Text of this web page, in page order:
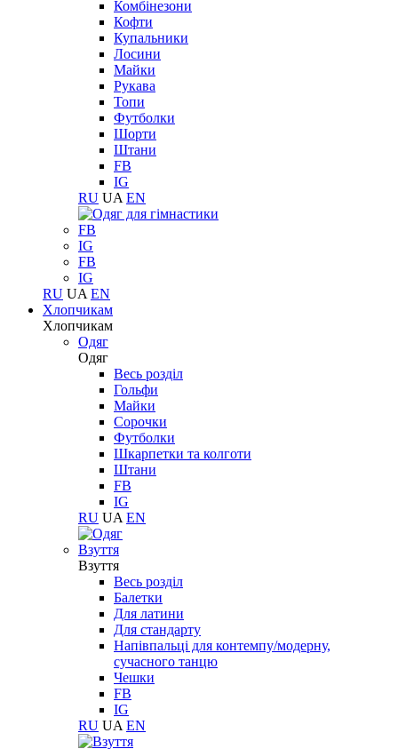
Комбінезони
Кофти
Купальники
Лосини
Майки
Рукава
Топи
Футболки
Шорти
Штани
FB
IG
RU UA EN
FB
IG
FB
IG
RU UA EN
Хлопчикам
Хлопчикам
Одяг
Одяг
Весь розділ
Гольфи
Майки
Сорочки
Футболки
Шкарпетки та колготи
Штани
FB
IG
RU UA EN
Взуття
Взуття
Весь розділ
Балетки
Для латини
Для стандарту
Напівпальці для контемпу/модерну,
сучасного танцю
Чешки
FB
IG
RU UA EN